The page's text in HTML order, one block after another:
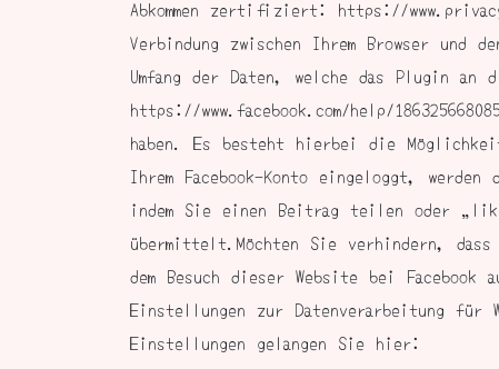
Abkommen zertifiziert: https://
Verbindung zwischen Ihrem Browser
Umfang der Daten, welche das Plugin
https://www.facebook.com/help/
haben. Es besteht hierbei die
Ihrem Facebook-Konto eingeloggt,
indem Sie einen Beitrag teilen oder
übermittelt.Möchten Sie verhindern,
dem Besuch dieser Website bei
Einstellungen zur Datenverarbeitung für
Einstellungen gelangen Sie hier: